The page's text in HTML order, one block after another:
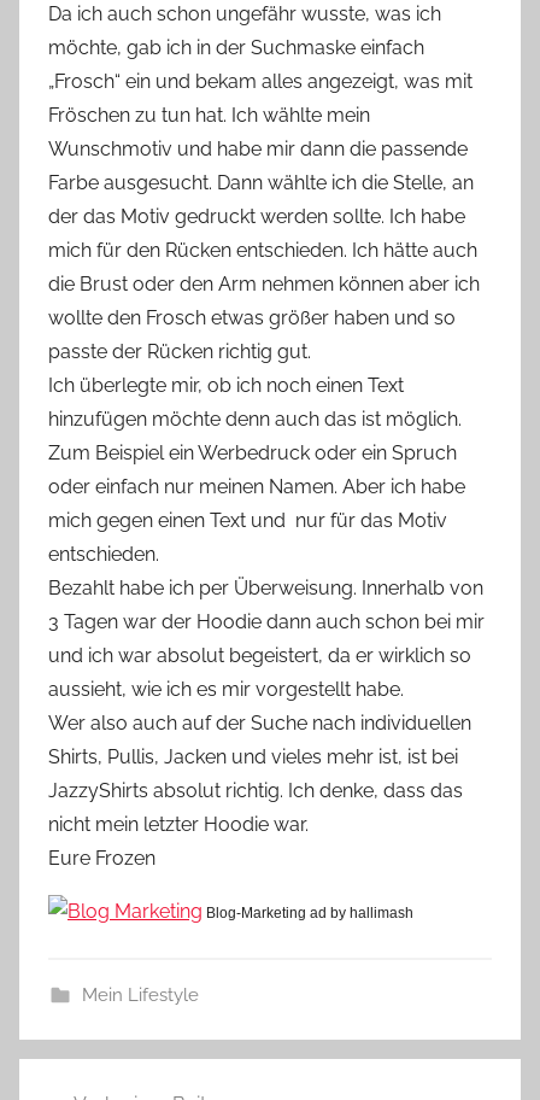
Da ich auch schon ungefähr wusste, was ich
möchte, gab ich in der Suchmaske einfach
„Frosch“ ein und bekam alles angezeigt, was mit
Fröschen zu tun hat. Ich wählte mein
Wunschmotiv und habe mir dann die passende
Farbe ausgesucht. Dann wählte ich die Stelle, an
der das Motiv gedruckt werden sollte. Ich habe
mich für den Rücken entschieden. Ich hätte auch
die Brust oder den Arm nehmen können aber ich
wollte den Frosch etwas größer haben und so
passte der Rücken richtig gut.
Ich überlegte mir, ob ich noch einen Text
hinzufügen möchte denn auch das ist möglich.
Zum Beispiel ein Werbedruck oder ein Spruch
oder einfach nur meinen Namen. Aber ich habe
mich gegen einen Text und nur für das Motiv
entschieden.
Bezahlt habe ich per Überweisung. Innerhalb von
3 Tagen war der Hoodie dann auch schon bei mir
und ich war absolut begeistert, da er wirklich so
aussieht, wie ich es mir vorgestellt habe.
Wer also auch auf der Suche nach individuellen
Shirts, Pullis, Jacken und vieles mehr ist, ist bei
JazzyShirts absolut richtig. Ich denke, dass das
nicht mein letzter Hoodie war.
Eure Frozen
Blog-Marketing ad by hallimash
Mein Lifestyle